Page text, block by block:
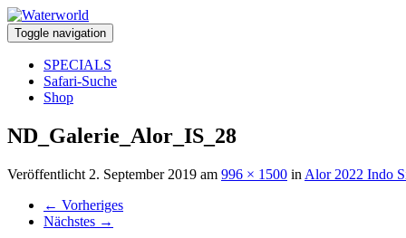
Toggle navigation
SPECIALS
Safari-Suche
Shop
ND_Galerie_Alor_IS_28
Veröffentlicht 2. September 2019 am 996 × 1500 in Alor 2022 Indo
← Vorheriges
Nächstes →